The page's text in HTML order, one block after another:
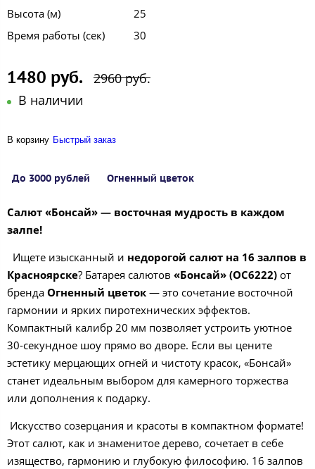
Высота (м)
25
Время работы (сек)
30
1480 руб.
2960 руб.
В наличии
В корзину Быстрый заказ
До 3000 рублей Огненный цветок
Салют «Бонсай» — восточная мудрость в каждом
залпе!
Ищете изысканный и недорогой салют на 16 залпов в
Красноярске? Батарея салютов «Бонсай» (ОС6222) от
бренда Огненный цветок — это сочетание восточной
гармонии и ярких пиротехнических эффектов.
Компактный калибр 20 мм позволяет устроить уютное
30-секундное шоу прямо во дворе. Если вы цените
эстетику мерцающих огней и чистоту красок, «Бонсай»
станет идеальным выбором для камерного торжества
или дополнения к подарку.
Искусство созерцания и красоты в компактном формате!
Этот салют, как и знаменитое дерево, сочетает в себе
изящество, гармонию и глубокую философию. 16 залпов